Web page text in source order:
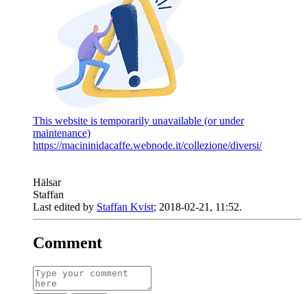
This website is temporarily unavailable (or under
maintenance)
https://macininidacaffe.webnode.it/collezione/diversi/
Hälsar
Staffan
Last edited by Staffan Kvist; 2018-02-21, 11:52.
Comment